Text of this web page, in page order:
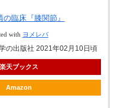
の臨床『膝関節』
with ヨメレバ
の出版社 2021年02月10日頃
楽天ブックス
Amazon